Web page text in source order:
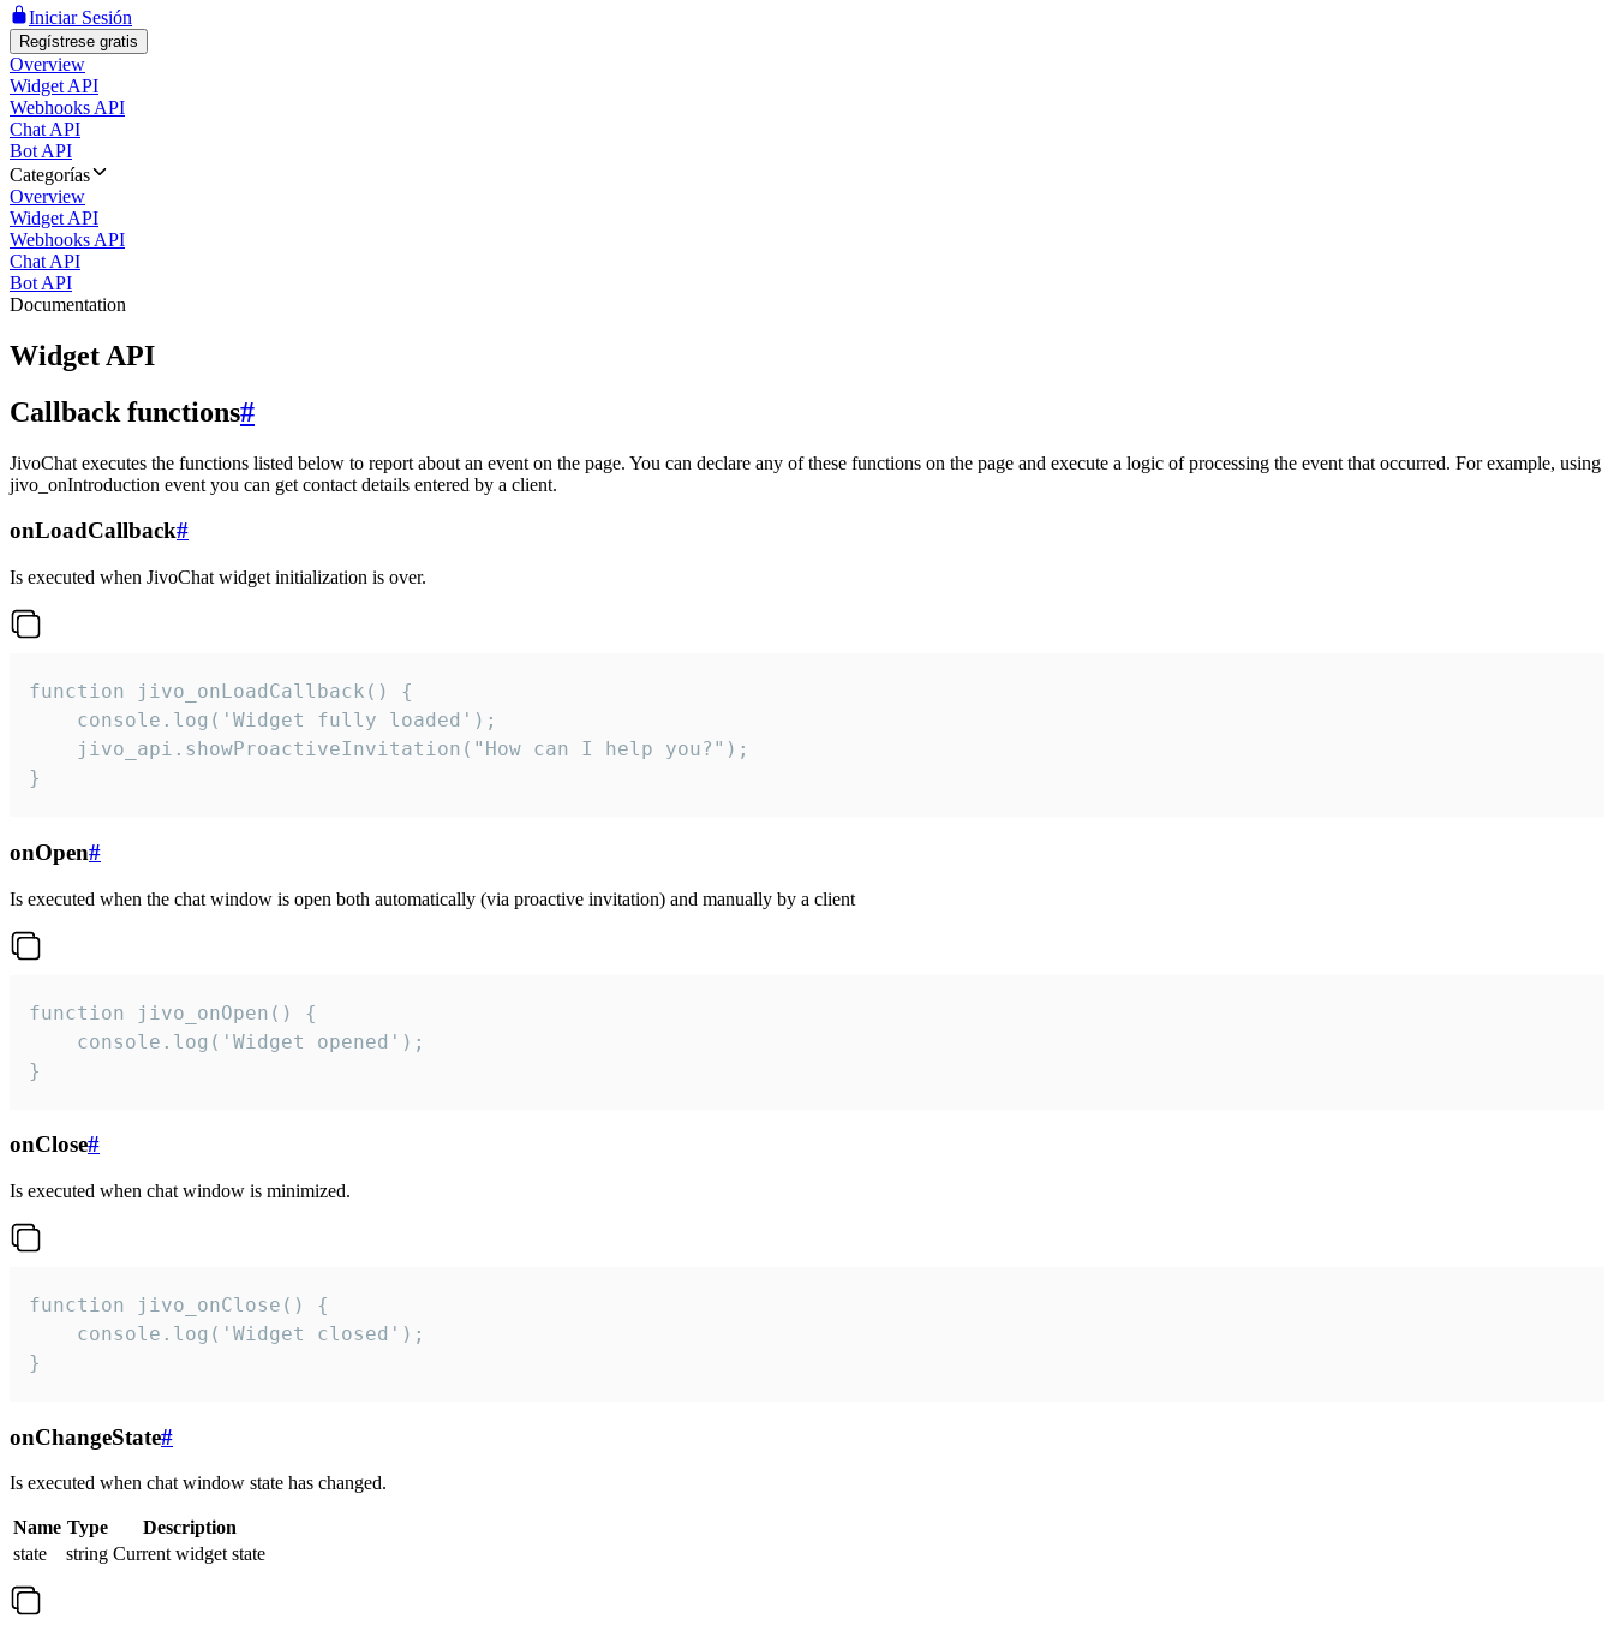
Iniciar Sesión
Regístrese gratis
Overview
Widget API
Webhooks API
Chat API
Bot API
Categorías
Overview
Widget API
Webhooks API
Chat API
Bot API
Documentation
Widget API
Callback functions#
JivoChat executes the functions listed below to report about an event on the page. You can declare any of these functions on the page and execute a logic of processing the event that occurred. For example, using
jivo_onIntroduction event you can get contact details entered by a client.
onLoadCallback#
Is executed when JivoChat widget initialization is over.
function jivo_onLoadCallback() {
    console.log('Widget fully loaded');
    jivo_api.showProactiveInvitation("How can I help you?");
}
onOpen#
Is executed when the chat window is open both automatically (via proactive invitation) and manually by a client
function jivo_onOpen() {
    console.log('Widget opened');
}
onClose#
Is executed when chat window is minimized.
function jivo_onClose() {
    console.log('Widget closed');
}
onChangeState#
Is executed when chat window state has changed.
Name Type
Description
state
string Current widget state